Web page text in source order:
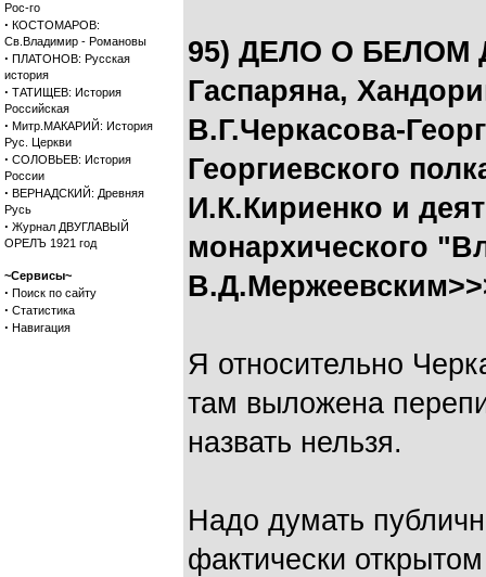
Рос-го
· КОСТОМАРОВ:
Св.Владимир - Романовы
· ПЛАТОНОВ: Русская
история
· ТАТИЩЕВ: История
Российская
· Митр.МАКАРИЙ: История
Рус. Церкви
· СОЛОВЬЕВ: История
России
· ВЕРНАДСКИЙ: Древняя
Русь
· Журнал ДВУГЛАВЫЙ
ОРЕЛЪ 1921 год
~Сервисы~
· Поиск по сайту
· Статистика
· Навигация
95) ДЕЛО О БЕЛОМ
Гаспаряна,
В.Г.Черкасова-
Георгиевского
И.К.Кириенко и
монархического
Я относительно
там выложена
назвать нельзя.
Надо думать
фактически